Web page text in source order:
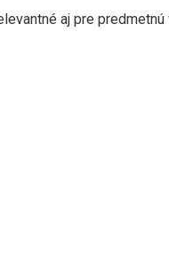
aj pre predmetnú